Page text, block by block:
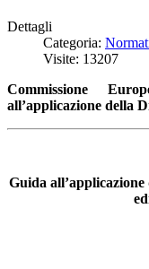
Dettagli
Categoria:
Visite: 13207
Commissione
all’applicazione della
Guida